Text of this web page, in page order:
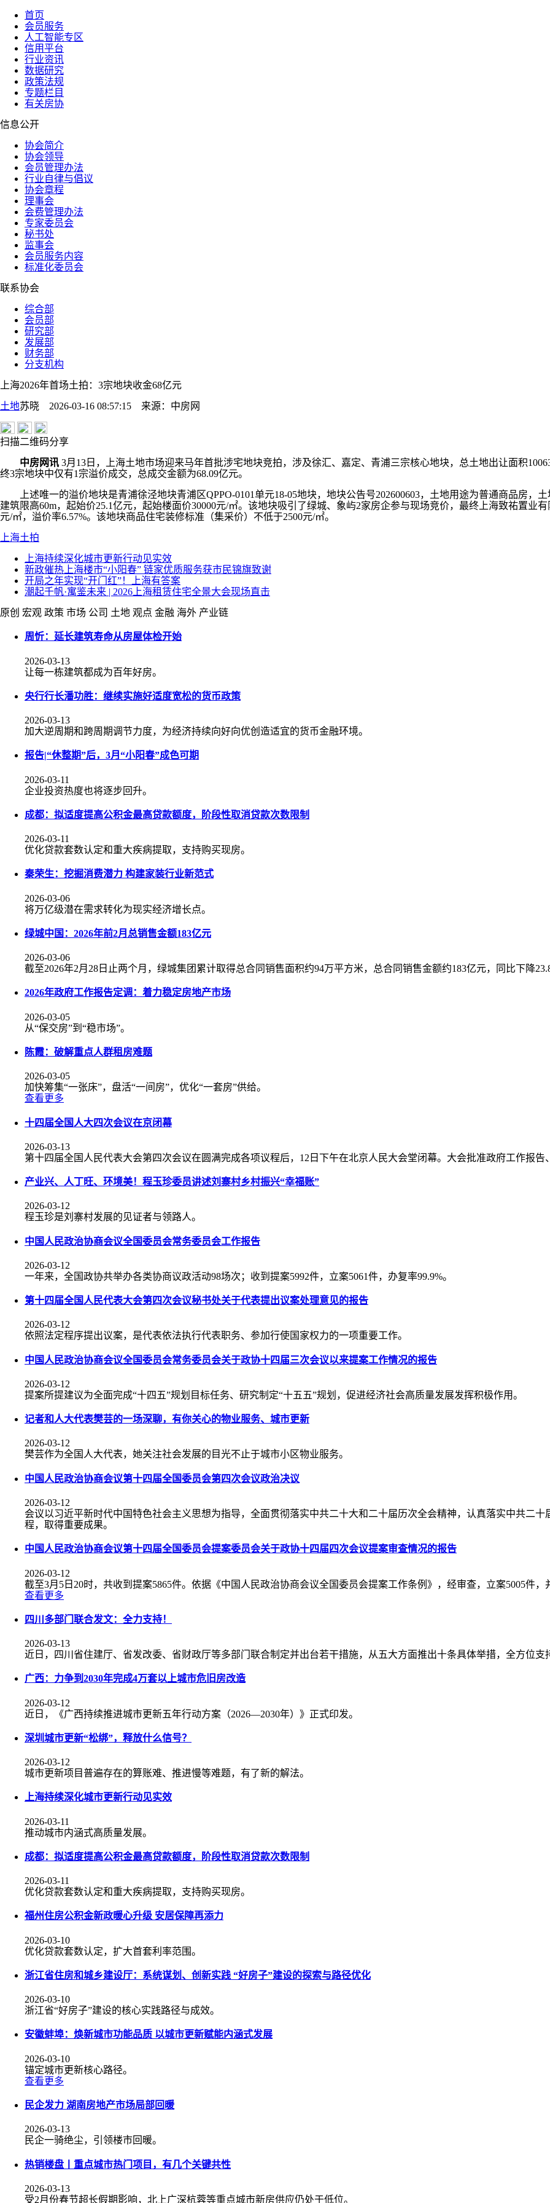
首页
会员服务
人工智能专区
信用平台
行业资讯
数据研究
政策法规
专题栏目
有关房协
信息公开
协会简介
协会领导
会员管理办法
行业自律与倡议
协会章程
理事会
会费管理办法
专家委员会
秘书处
监事会
会员服务内容
标准化委员会
联系协会
综合部
会员部
研究部
发展部
财务部
分支机构
上海2026年首场土拍：3宗地块收金68亿元
土地苏晓 2026-03-16 08:57:15 来源： 中房网
扫描二维码分享
中房网讯 3月13日，上海土地市场迎来马年首批涉宅地块竞拍，涉及徐汇、嘉定、青浦三宗核心地块，总土地出让面积
终3宗地块中仅有1宗溢价成交，总成交金额为68.09亿元。
上述唯一的溢价地块是青浦徐泾地块青浦区QPPO-0101单元18-05地块，地块公告号202600603，土地用途为普通商品房，土
建筑限高60m，起始价25.1亿元，起始楼面价30000元/㎡。该地块吸引了绿城、象屿2家房企参与现场竞价，最终上海致祐置业
元/㎡，溢价率6.57%。该地块商品住宅装修标准（集采价）不低于2500元/㎡。
上海土拍
上海持续深化城市更新行动见实效
新政催热上海楼市“小阳春” 链家优质服务获市民锦旗致谢
开局之年实现“开门红”！上海有答案
潮起千帆·寓鉴未来 | 2026上海租赁住宅全景大会现场直击
原创 宏观 政策 市场 公司 土地 观点 金融 海外 产业链
周忻：延长建筑寿命从房屋体检开始
2026-03-13
让每一栋建筑都成为百年好房。
央行行长潘功胜：继续实施好适度宽松的货币政策
2026-03-13
加大逆周期和跨周期调节力度，为经济持续向好向优创造适宜的货币金融环境。
报告|“休整期”后，3月“小阳春”成色可期
2026-03-11
企业投资热度也将逐步回升。
成都：拟适度提高公积金最高贷款额度，阶段性取消贷款次数限制
2026-03-11
优化贷款套数认定和重大疾病提取，支持购买现房。
秦荣生：挖掘消费潜力 构建家装行业新范式
2026-03-06
将万亿级潜在需求转化为现实经济增长点。
绿城中国：2026年前2月总销售金额183亿元
2026-03-06
截至2026年2月28日止两个月，绿城集团累计取得总合同销售面积约94万平方米，总合同销售金额约183亿元，同比下降
2026年政府工作报告定调：着力稳定房地产市场
2026-03-05
从“保交房”到“稳市场”。
陈霞：破解重点人群租房难题
2026-03-05
加快筹集“一张床”，盘活“一间房”，优化“一套房”供给。
查看更多
十四届全国人大四次会议在京闭幕
2026-03-13
第十四届全国人民代表大会第四次会议在圆满完成各项议程后，12日下午在北京人民大会堂闭幕。大会批准政府工作报
产业兴、人丁旺、环境美！程玉珍委员讲述刘寨村乡村振兴“幸福账”
2026-03-12
程玉珍是刘寨村发展的见证者与领路人。
中国人民政治协商会议全国委员会常务委员会工作报告
2026-03-12
一年来，全国政协共举办各类协商议政活动98场次；收到提案5992件，立案5061件，办复率99.9%。
第十四届全国人民代表大会第四次会议秘书处关于代表提出议案处理意见的报告
2026-03-12
依照法定程序提出议案，是代表依法执行代表职务、参加行使国家权力的一项重要工作。
中国人民政治协商会议全国委员会常务委员会关于政协十四届三次会议以来提案工作情况的报告
2026-03-12
提案所提建议为全面完成“十四五”规划目标任务、研究制定“十五五”规划，促进经济社会高质量发展发挥积极作用。
记者和人大代表樊芸的一场深聊，有你关心的物业服务、城市更新
2026-03-12
樊芸作为全国人大代表，她关注社会发展的目光不止于城市小区物业服务。
中国人民政治协商会议第十四届全国委员会第四次会议政治决议
2026-03-12
会议以习近平新时代中国特色社会主义思想为指导，全面贯彻落实中共二十大和二十届历次全会精神，认真落实中共二
程，取得重要成果。
中国人民政治协商会议第十四届全国委员会提案委员会关于政协十四届四次会议提案审查情况的报告
2026-03-12
截至3月5日20时，共收到提案5865件。依据《中国人民政治协商会议全国委员会提案工作条例》，经审查，立案5005件，
查看更多
四川多部门联合发文：全力支持！
2026-03-13
近日，四川省住建厅、省发改委、省财政厅等多部门联合制定并出台若干措施，从五大方面推出十条具体举措，全方位
广西：力争到2030年完成4万套以上城市危旧房改造
2026-03-12
近日，《广西持续推进城市更新五年行动方案（2026—2030年）》正式印发。
深圳城市更新“松绑”，释放什么信号？
2026-03-12
城市更新项目普遍存在的算账难、推进慢等难题，有了新的解法。
上海持续深化城市更新行动见实效
2026-03-11
推动城市内涵式高质量发展。
成都：拟适度提高公积金最高贷款额度，阶段性取消贷款次数限制
2026-03-11
优化贷款套数认定和重大疾病提取，支持购买现房。
福州住房公积金新政暖心升级 安居保障再添力
2026-03-10
优化贷款套数认定，扩大首套利率范围。
浙江省住房和城乡建设厅：系统谋划、创新实践 “好房子”建设的探索与路径优化
2026-03-10
浙江省“好房子”建设的核心实践路径与成效。
安徽蚌埠：焕新城市功能品质 以城市更新赋能内涵式发展
2026-03-10
锚定城市更新核心路径。
查看更多
民企发力 湖南房地产市场局部回暖
2026-03-13
民企一骑绝尘，引领楼市回暖。
热销楼盘丨重点城市热门项目，有几个关键共性
2026-03-13
受2月份春节超长假期影响，北上广深杭蓉等重点城市新房供应仍处于低位。